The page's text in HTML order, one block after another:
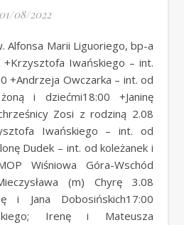
01/08/2022
+Krzysztofa Iwańskiego – int.
+Andrzeja Owczarka – int. od
i dziećmi18:00 +Janinę
Zosi z rodziną 2.08
Iwańskiego – int. od
Dudek – int. od koleżanek i
Wiśniowa Góra-Wschód
(m) Chyrę 3.08
i Jana Dobosińskich17:00
Irenę i Mateusza